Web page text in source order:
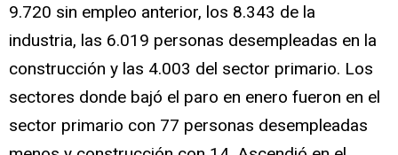
9.720 sin empleo anterior, los 8.343 de la
industria, las 6.019 personas desempleadas en la
construcción y las 4.003 del sector primario. Los
sectores donde bajó el paro en enero fueron en el
sector primario con 77 personas desempleadas